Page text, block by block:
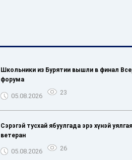
Школьники из Бурятии вышли в финал
форума
05.08.2026 23
Сэрэгэй тусхай ябуулгада эрэ хүнэй
ветеран
05.08.2026 26